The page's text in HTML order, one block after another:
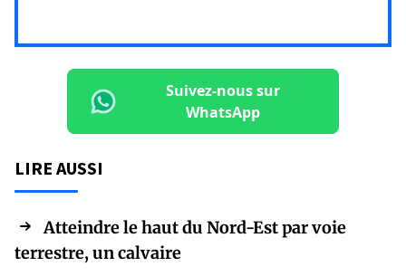
Suivez-nous sur
WhatsApp
LIRE AUSSI
Atteindre le haut du Nord-Est par voie
terrestre, un calvaire